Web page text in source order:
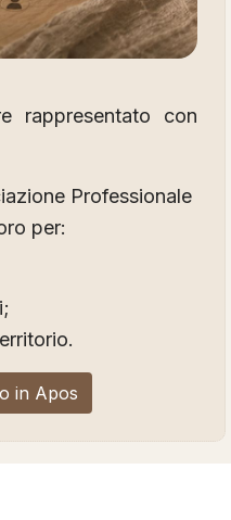
rappresentato con
Professionale
per:
in Apos